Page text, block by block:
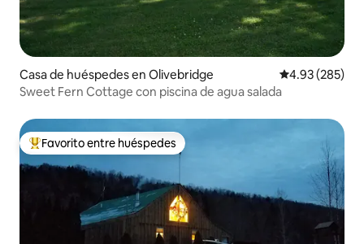
Casa de huéspedes en Olivebridge Calificación
4.93 (285)
Sweet Fern Cottage con piscina de agua salada
De los mejores en Favorito entre huéspedes
Favorito entre huéspedes